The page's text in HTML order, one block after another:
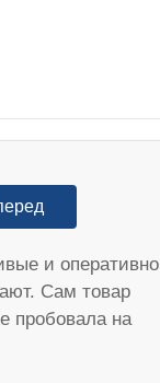
и оперативно
Сам товар
пробовала на